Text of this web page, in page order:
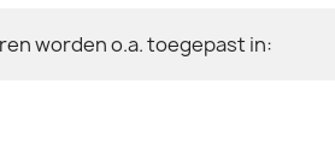
worden o.a. toegepast in: